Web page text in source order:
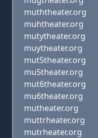
muththeater.org
muhtheater.org
mutytheater.org
muytheater.org
mut5theater.org
mu5theater.org
mut6theater.org
mu6theater.org
mutheater.org
muttrheater.org
mutrheater.org